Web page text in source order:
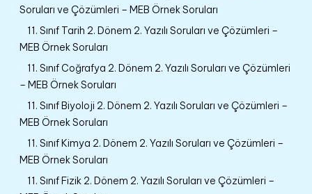
Soruları ve Çözümleri – MEB Örnek Soruları
11. Sınıf Tarih 2. Dönem 2. Yazılı Soruları ve Çözümleri –
MEB Örnek Soruları
11. Sınıf Coğrafya 2. Dönem 2. Yazılı Soruları ve Çözümleri
– MEB Örnek Soruları
11. Sınıf Biyoloji 2. Dönem 2. Yazılı Soruları ve Çözümleri –
MEB Örnek Soruları
11. Sınıf Kimya 2. Dönem 2. Yazılı Soruları ve Çözümleri –
MEB Örnek Soruları
11. Sınıf Fizik 2. Dönem 2. Yazılı Soruları ve Çözümleri –